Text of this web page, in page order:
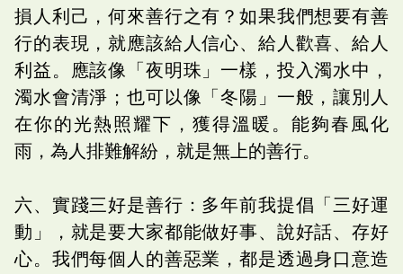
損人利己，何來善行之有？如果我們想要有善
行的表現，就應該給人信心、給人歡喜、給人
利益。應該像「夜明珠」一樣，投入濁水中，
濁水會清淨；也可以像「冬陽」一般，讓別人
在你的光熱照耀下，獲得溫暖。能夠春風化
雨，為人排難解紛，就是無上的善行。
六、實踐三好是善行：多年前我提倡「三好運
動」，就是要大家都能做好事、說好話、存好
心。我們每個人的善惡業，都是透過身口意造